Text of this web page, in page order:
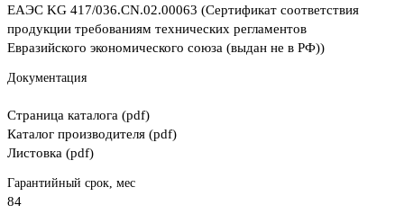
ЕАЭС KG 417/036.CN.02.00063 (Сертификат соответствия
продукции требованиям технических регламентов
Евразийского экономического союза (выдан не в РФ))
Документация
Страница каталога (pdf)
Каталог производителя (pdf)
Листовка (pdf)
Гарантийный срок, мес
84